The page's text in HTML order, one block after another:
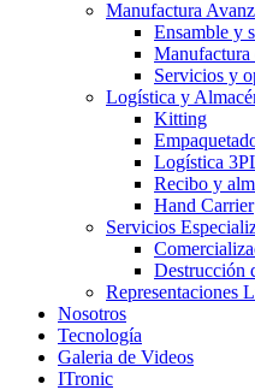
Manufactura
Ensamble y
Manufactura
Servicios y
Logística y
Kitting
Logística
Recibo y
Hand Carrier
Servicios
Destrucción
Representaciones
Nosotros
Tecnología
Galeria de Videos
ITronic